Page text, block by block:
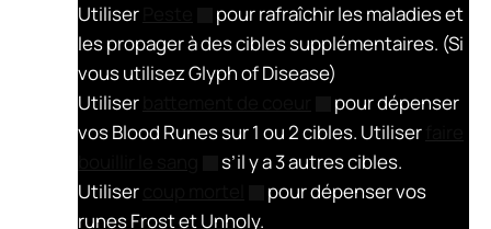
Utiliser
pour rafraîchir les maladies et
les propager à des cibles supplémentaires. (Si
vous utilisez Glyph of Disease)
Utiliser
pour dépenser
vos Blood Runes sur 1 ou 2 cibles. Utiliser
s’il y a 3 autres cibles.
Utiliser
pour dépenser vos
runes Frost et Unholy.